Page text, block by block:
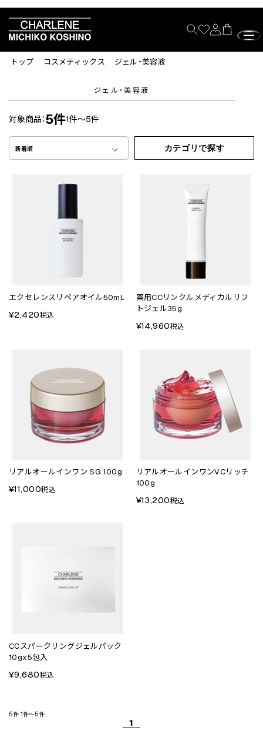
トップ コスメティックス ジェル・美容液
ジェル・美容液
対象商品：5件1件～5件
新着順 カテゴリで探す
エクセレンスリペアオイル50mL
¥2,420税込
薬用CCリンクルメディカルリフ
トジェル35g
¥14,960税込
リアルオールインワン SG 100g
¥11,000税込
リアルオールインワンVCリッチ
100g
¥13,200税込
CCスパークリングジェルパック
10gx5包入
¥9,680税込
5件 1件～5件
1